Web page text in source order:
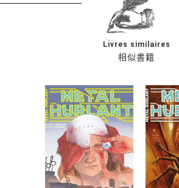
相似書籍
Livres similaires